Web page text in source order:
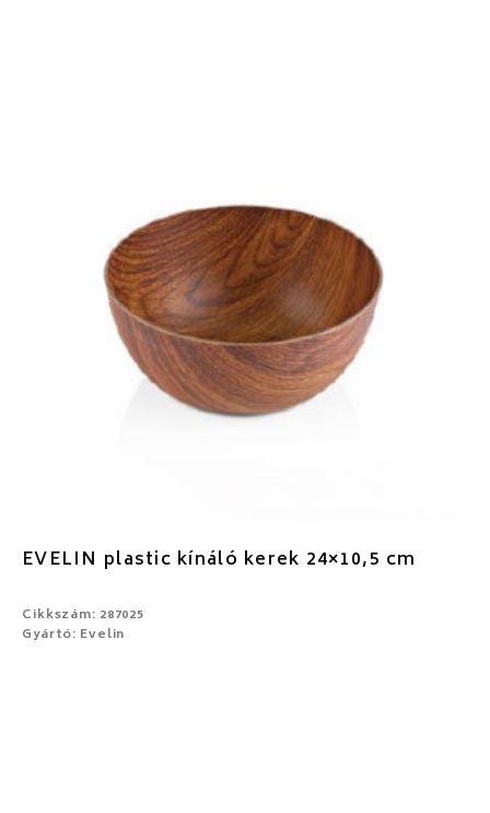
EVELIN plastic kínáló kerek 24×10,5 cm
Cikkszám: 287025
Gyártó: Evelin